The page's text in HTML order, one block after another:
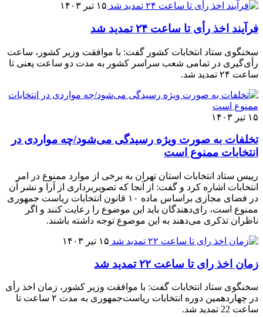
۱۵ تیر ۱۴۰۳
فرآیند اخذ رأی تا ساعت ۲۴ تمدید شد
سخنگوی ستاد انتخابات کشور گفت: با موافقت وزیر کشور، ساعت
رأی‌گیری در تمامی شعب سراسر کشور به مدت دو ساعت یعنی تا
ساعت ۲۴ تمدید شد.
۱۵ تیر ۱۴۰۳
تخلفات به صورت ویژه رسیدگی می‌شود/چه مواردی در
انتخابات ممنوع است
رییس ستاد انتخابات استان تهران به برخی از موارد ممنوع در امر
انتخابات اشاره کرد و گفت: از آنجا که تصویربرداری از آرا و نشر ‌آن
در فضای مجازی براساس ماده ۱۰ قانون انتخابات ریاست جمهوری
ممنوع است، رای‌دهندگان باید این موضوع را رعایت کنند و اگر
ناظران تذکری می‌دهند به این موضوع توجه داشته باشند.
۱۵ تیر ۱۴۰۳
زمان اخذ رای تا ساعت ۲۲ تمدید شد
سخنگوی ستاد انتخابات گفت: با موافقت وزیر کشور، زمان اخذ رأی
در چهاردهمین دوره انتخابات ریاست‌جمهوری به مدت ۲ ساعت تا
ساعت 22 تمدید شد.